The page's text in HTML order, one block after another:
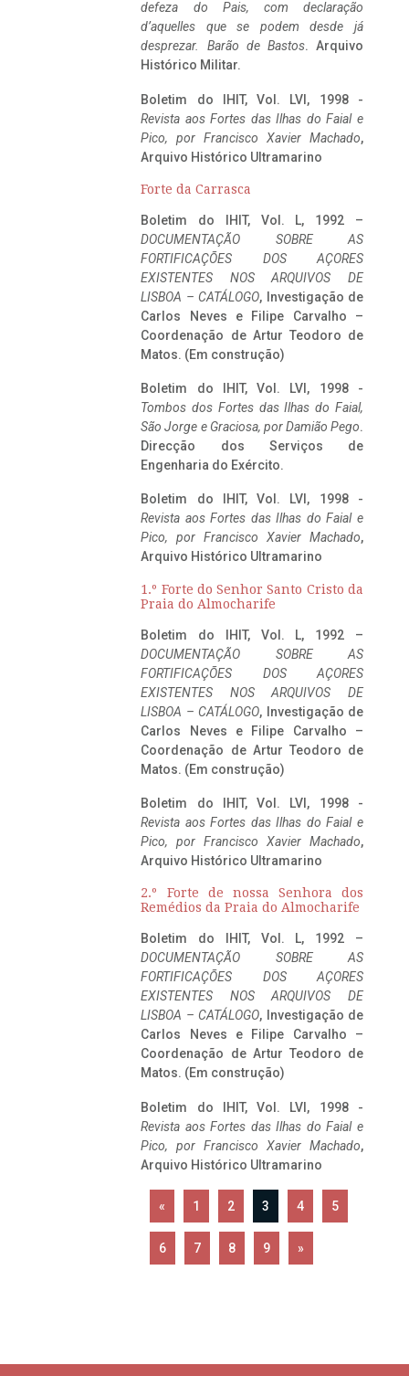
defeza do Pais, com declaração
d’aquelles que se podem desde já
desprezar. Barão de Bastos. Arquivo
Histórico Militar.
Boletim do IHIT, Vol. LVI, 1998 -
Revista aos Fortes das Ilhas do Faial e
Pico, por Francisco Xavier Machado,
Arquivo Histórico Ultramarino
Forte da Carrasca
Boletim do IHIT, Vol. L, 1992 –
DOCUMENTAÇÃO SOBRE AS
FORTIFICAÇÕES DOS AÇORES
EXISTENTES NOS ARQUIVOS DE
LISBOA – CATÁLOGO, Investigação de
Carlos Neves e Filipe Carvalho –
Coordenação de Artur Teodoro de
Matos. (Em construção)
Boletim do IHIT, Vol. LVI, 1998 -
Tombos dos Fortes das Ilhas do Faial,
São Jorge e Graciosa, por Damião Pego.
Direcção dos Serviços de
Engenharia do Exército.
Boletim do IHIT, Vol. LVI, 1998 -
Revista aos Fortes das Ilhas do Faial e
Pico, por Francisco Xavier Machado,
Arquivo Histórico Ultramarino
1.º Forte do Senhor Santo Cristo da
Praia do Almocharife
Boletim do IHIT, Vol. L, 1992 –
DOCUMENTAÇÃO SOBRE AS
FORTIFICAÇÕES DOS AÇORES
EXISTENTES NOS ARQUIVOS DE
LISBOA – CATÁLOGO, Investigação de
Carlos Neves e Filipe Carvalho –
Coordenação de Artur Teodoro de
Matos. (Em construção)
Boletim do IHIT, Vol. LVI, 1998 -
Revista aos Fortes das Ilhas do Faial e
Pico, por Francisco Xavier Machado,
Arquivo Histórico Ultramarino
2.º Forte de nossa Senhora dos
Remédios da Praia do Almocharife
Boletim do IHIT, Vol. L, 1992 –
DOCUMENTAÇÃO SOBRE AS
FORTIFICAÇÕES DOS AÇORES
EXISTENTES NOS ARQUIVOS DE
LISBOA – CATÁLOGO, Investigação de
Carlos Neves e Filipe Carvalho –
Coordenação de Artur Teodoro de
Matos. (Em construção)
Boletim do IHIT, Vol. LVI, 1998 -
Revista aos Fortes das Ilhas do Faial e
Pico, por Francisco Xavier Machado,
Arquivo Histórico Ultramarino
« 1 2 3 4 5
6 7 8 9 »